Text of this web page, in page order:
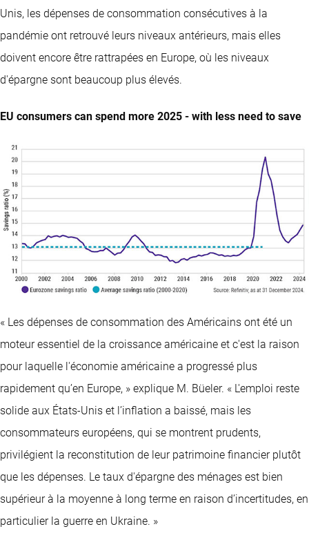
Unis, les dépenses de consommation consécutives à la
pandémie ont retrouvé leurs niveaux antérieurs, mais elles
doivent encore être rattrapées en Europe, où les niveaux
d'épargne sont beaucoup plus élevés.
EU consumers can spend more 2025 - with less need to save
« Les dépenses de consommation des Américains ont été un
moteur essentiel de la croissance américaine et c'est la raison
pour laquelle l'économie américaine a progressé plus
rapidement qu’en Europe, » explique M. Büeler. « L'emploi reste
solide aux États-Unis et l’inflation a baissé, mais les
consommateurs européens, qui se montrent prudents,
privilégient la reconstitution de leur patrimoine financier plutôt
que les dépenses. Le taux d'épargne des ménages est bien
supérieur à la moyenne à long terme en raison d’incertitudes, en
particulier la guerre en Ukraine. »